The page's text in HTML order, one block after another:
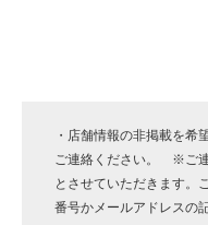
・店舗情報の非掲載を希
ご連絡ください。 ※ご
とさせていただきます。
番号かメールアドレスの